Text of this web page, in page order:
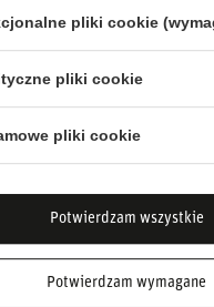
pliki cookie
pliki cookie
pliki cookie
Potwierdzam wymagane
Potwierdzam wszystkie